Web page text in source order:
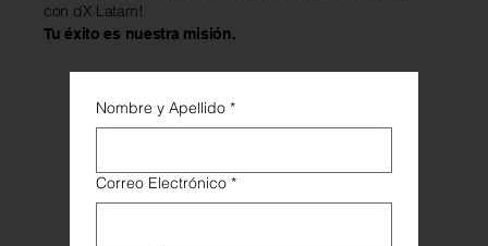
con dX Latam!
Tu éxito es nuestra misión.
Nombre y Apellido *
Correo Electrónico *